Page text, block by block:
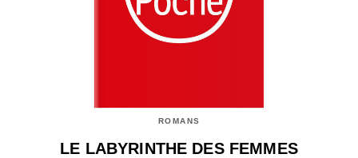
ROMANS
LE LABYRINTHE DES FEMMES